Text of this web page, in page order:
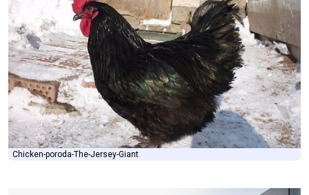
Chicken-poroda-The-Jersey-Giant